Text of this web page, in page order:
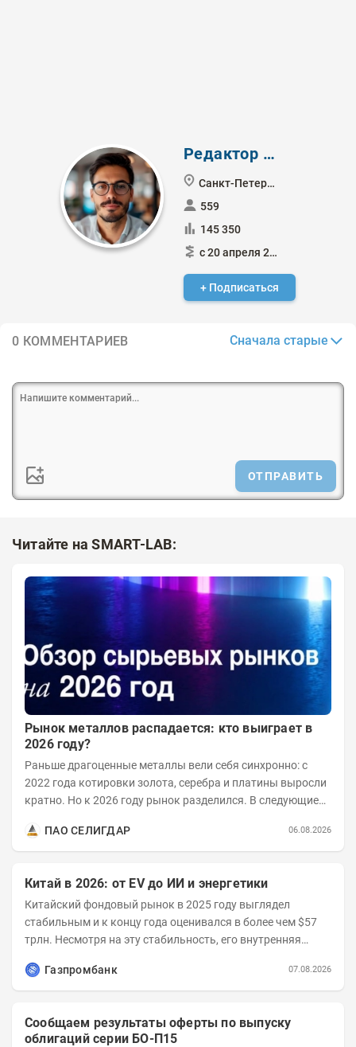
Редактор Боб
Санкт-Петербург
559
145 350
с 20 апреля 2016
+ Подписаться
0 КОММЕНТАРИЕВ Сначала старые
ОТПРАВИТЬ
Читайте на SMART-LAB:
Рынок металлов распадается: кто выиграет в
2026 году?
Раньше драгоценные металлы вели себя синхронно: с
2022 года котировки золота, серебра и платины выросли
кратно. Но к 2026 году рынок разделился. В следующие
ПАО СЕЛИГДАР
06.08.2026
Китай в 2026: от EV до ИИ и энергетики
Китайский фондовый рынок в 2025 году выглядел
стабильным и к концу года оценивался в более чем $57
трлн. Несмотря на эту стабильность, его внутренняя
Газпромбанк
07.08.2026
Сообщаем результаты оферты по выпуску
облигаций серии БО-П15